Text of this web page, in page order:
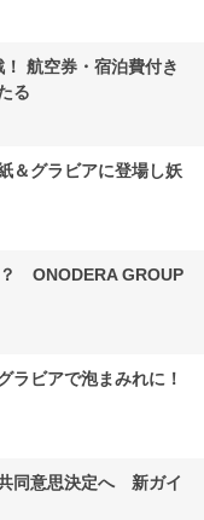
航空券・宿泊費付き
る
＆グラビアに登場し妖
ONODERA GROUP
ラビアで泡まみれに！
同意思決定へ 新ガイ